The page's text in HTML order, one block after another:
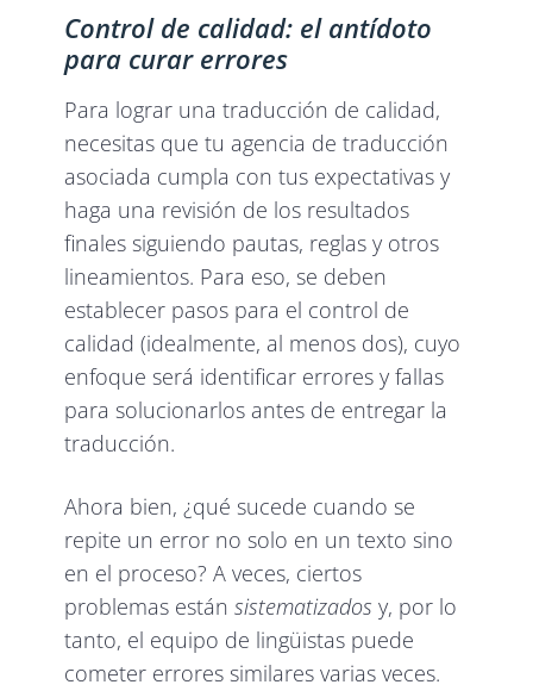
Control de calidad: el antídoto
para curar errores
Para lograr una traducción de calidad,
necesitas que tu agencia de traducción
asociada cumpla con tus expectativas y
haga una revisión de los resultados
finales siguiendo pautas, reglas y otros
lineamientos. Para eso, se deben
establecer pasos para el control de
calidad (idealmente, al menos dos), cuyo
enfoque será identificar errores y fallas
para solucionarlos antes de entregar la
traducción.
Ahora bien, ¿qué sucede cuando se
repite un error no solo en un texto sino
en el proceso? A veces, ciertos
problemas estánsistematizados y, por lo
tanto, el equipo de lingüistas puede
cometer errores similares varias veces.